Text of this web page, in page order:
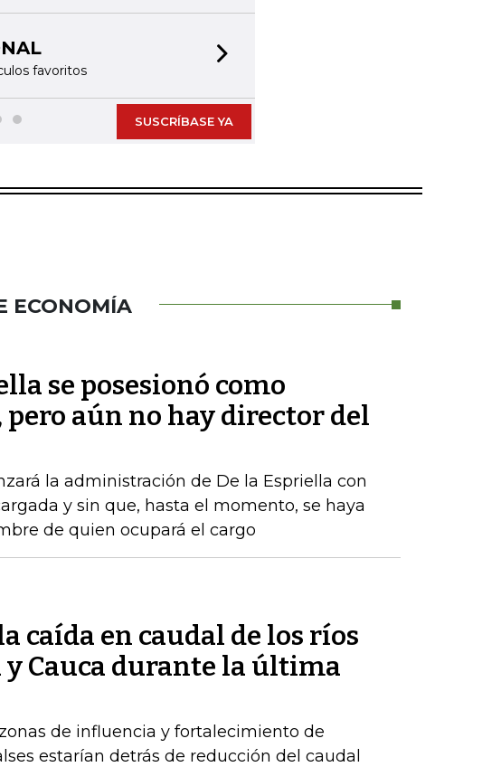
favoritos
SUSCRÍBASE YA
ECONOMÍA
se posesionó como
pero aún no hay director del
la administración de De la Espriella con
y sin que, hasta el momento, se haya
de quien ocupará el cargo
caída en caudal de los ríos
y Cauca durante la última
de influencia y fortalecimiento de
estarían detrás de reducción del caudal